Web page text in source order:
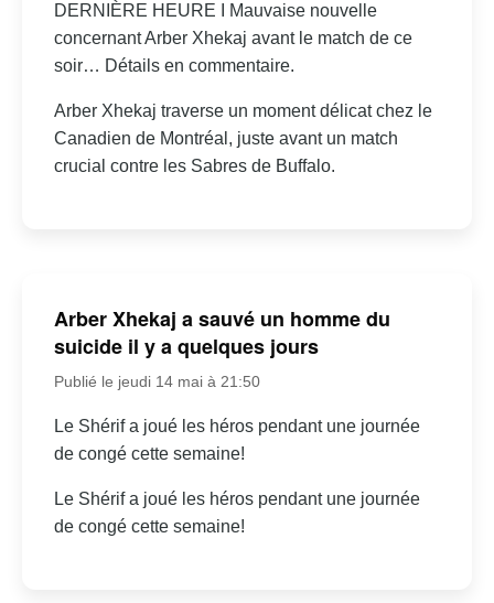
DERNIÈRE HEURE I Mauvaise nouvelle
concernant Arber Xhekaj avant le match de ce
soir… Détails en commentaire.
Arber Xhekaj traverse un moment délicat chez le
Canadien de Montréal, juste avant un match
crucial contre les Sabres de Buffalo.
Arber Xhekaj a sauvé un homme du
suicide il y a quelques jours
Publié le jeudi 14 mai à 21:50
Le Shérif a joué les héros pendant une journée
de congé cette semaine!
Le Shérif a joué les héros pendant une journée
de congé cette semaine!